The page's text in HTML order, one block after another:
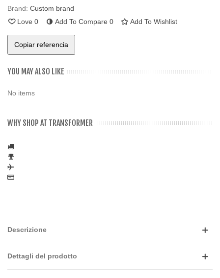
Brand: Custom brand
Love 0 Add To Compare 0 Add To Wishlist
Copiar referencia
YOU MAY ALSO LIKE
No items
WHY SHOP AT TRANSFORMER
Descrizione
Dettagli del prodotto